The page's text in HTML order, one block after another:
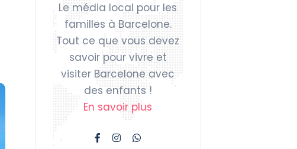
Le média local pour les
familles à Barcelone.
Tout ce que vous devez
savoir pour vivre et
visiter Barcelone avec
des enfants !
En savoir plus